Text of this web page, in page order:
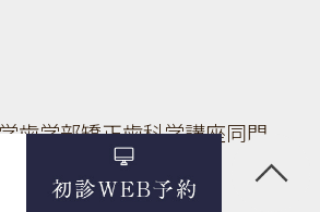
歯学部矯正歯科学講座同門
医